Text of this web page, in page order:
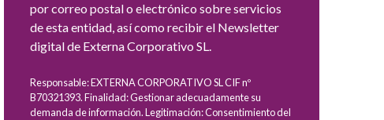
por correo postal o electrónico sobre servicios
de esta entidad, así como recibir el Newsletter
digital de Externa Corporativo SL.
Responsable: EXTERNA CORPORATIVO SL CIF nº
B70321393. Finalidad: Gestionar adecuadamente su
demanda de información. Legitimación: Consentimiento del